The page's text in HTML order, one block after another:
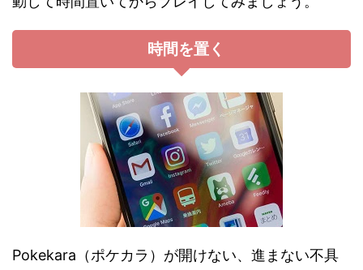
時間を置く
Pokekara（ポケカラ）が開けない、進まない不具